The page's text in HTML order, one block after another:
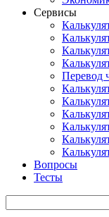
Сервисы
Перевод
Вопросы
Тесты